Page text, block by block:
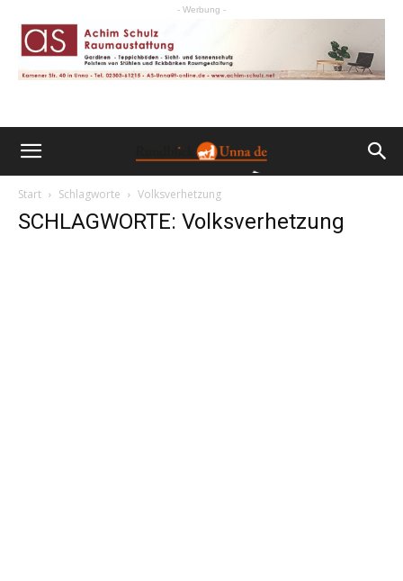
- Werbung -
Start Schlagworte Volksverhetzung
SCHLAGWORTE: Volksverhetzung